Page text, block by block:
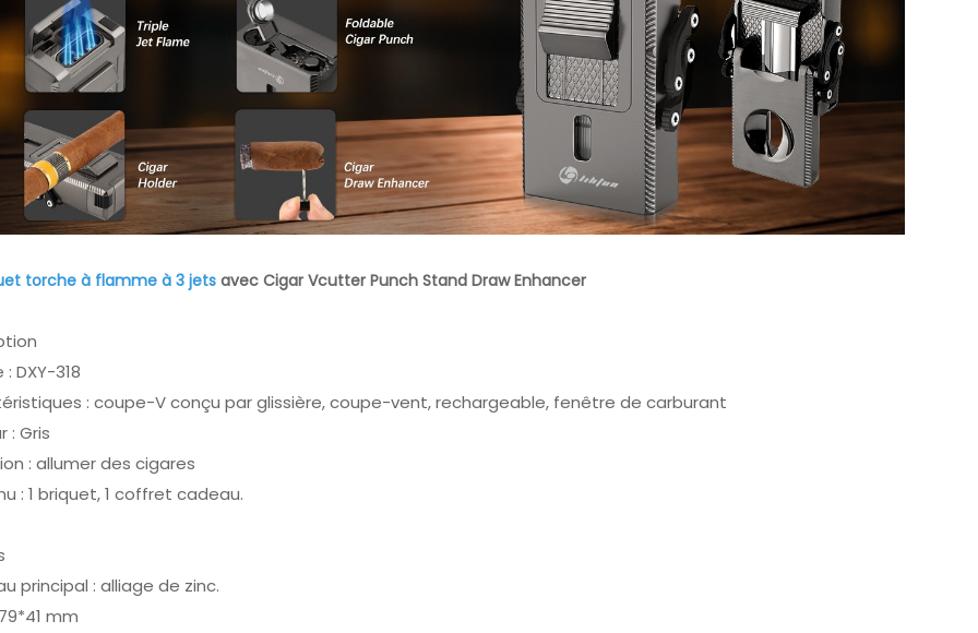
torche à flamme à 3 jetsavec Cigar Vcutter Punch Stand Draw Enhancer
DXY-318
: coupe-V conçu par glissière, coupe-vent, rechargeable, fenêtre de carburant
: Gris
: allumer des cigares
: 1 briquet, 1 coffret cadeau.
principal : alliage de zinc.
mm